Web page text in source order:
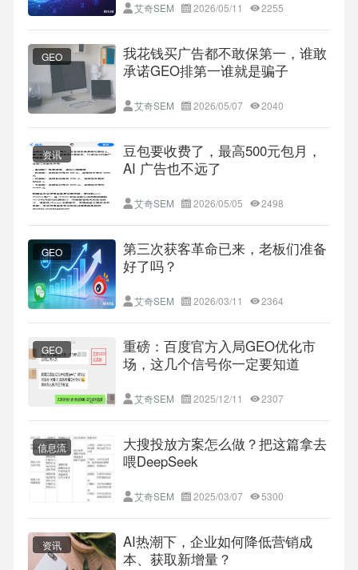
艾奇SEM 2026/05/11 2255
GEO
我花钱买广告都不敢保第一，谁敢
承诺GEO排第一谁就是骗子
艾奇SEM 2026/05/07 2040
资讯
豆包要收费了，最高500元包月，
AI 广告也不远了
艾奇SEM 2026/05/05 2498
GEO
第三次获客革命已来，老板们准备
好了吗？
艾奇SEM 2026/03/11 2364
GEO
重磅：百度官方入局GEO优化市
场，这几个信号你一定要知道
艾奇SEM 2025/12/11 2307
信息流
大搜投放方案怎么做？把这篇拿去
喂DeepSeek
艾奇SEM 2025/03/07 5300
资讯
AI热潮下，企业如何降低营销成
本、获取新增量？